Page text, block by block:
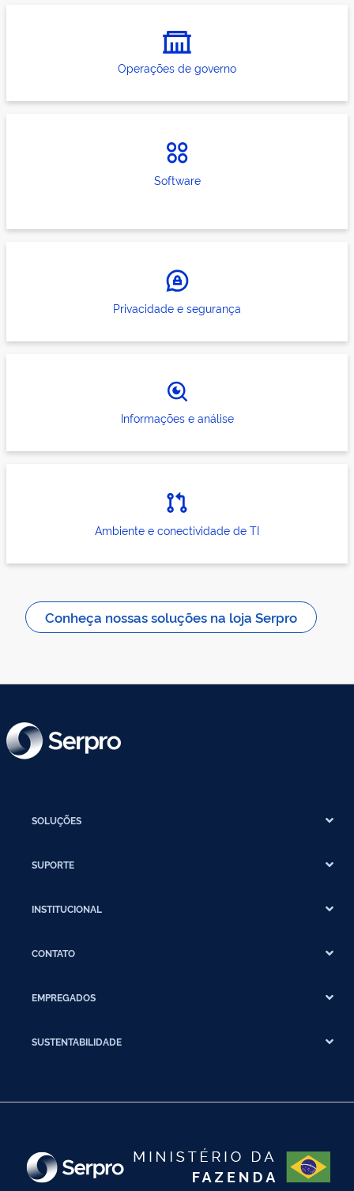
Operações de governo
Software
Privacidade e segurança
Informações e análise
Ambiente e conectividade de TI
Conheça nossas soluções na loja Serpro
SOLUÇÕES
SUPORTE
INSTITUCIONAL
CONTATO
EMPREGADOS
SUSTENTABILIDADE